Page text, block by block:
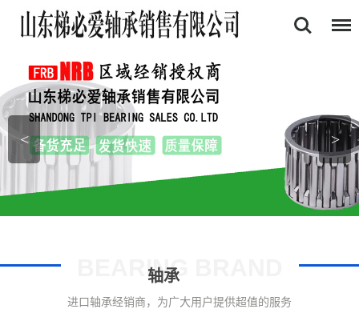
>
<
轴承
BEARING BRAND
进口轴承经销商，为广大用户提供超值的服务
首页
关于我们
产品中心
证书展示
新闻资讯
联系我们